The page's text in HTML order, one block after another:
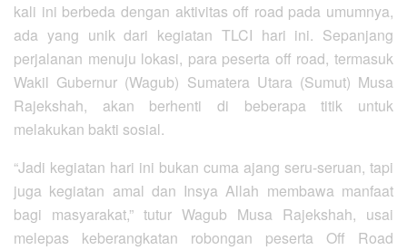
kali ini berbeda dengan aktivitas off road pada umumnya,
ada yang unik dari kegiatan TLCI hari ini. Sepanjang
perjalanan menuju lokasi, para peserta off road, termasuk
Wakil Gubernur (Wagub) Sumatera Utara (Sumut) Musa
Rajekshah, akan berhenti di beberapa titik untuk
melakukan bakti sosial.
“Jadi kegiatan hari ini bukan cuma ajang seru-seruan, tapi
juga kegiatan amal dan Insya Allah membawa manfaat
bagi masyarakat,” tutur Wagub Musa Rajekshah, usai
melepas keberangkatan robongan peserta Off Road